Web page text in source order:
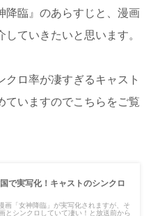
降臨』のあらすじと、漫画
ていきたいと思います。
クロ率が凄すぎるキャスト
ていますのでこちらをご覧
で実写化！キャストのシンクロ
画「女神降臨」が実写化されますが、そ
とシンクロしていて凄い！と放送前から